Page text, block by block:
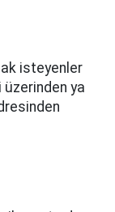
isteyenler
üzerinden ya